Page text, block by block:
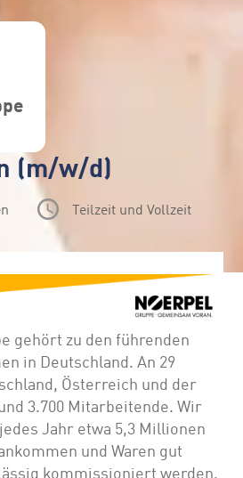
(m/w/d)
Teilzeit und Vollzeit
gehört zu den führenden
in Deutschland. An 29
Österreich und der
3.700 Mitarbeitende. Wir
Jahr etwa 5,3 Millionen
und Waren gut
kommissioniert werden.